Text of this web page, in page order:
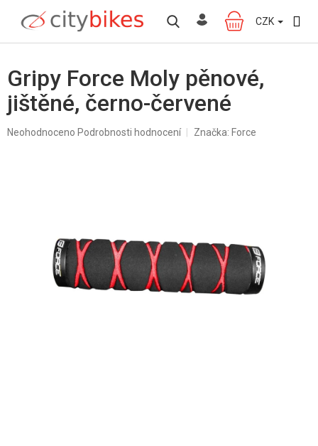
obsah
NÁKUPNÍ
KOŠÍK
CZK
Gripy Force Moly pěnové,
jištěné, černo-červené
Průměrné
Neohodnoceno Podrobnosti hodnocení Značka: Force